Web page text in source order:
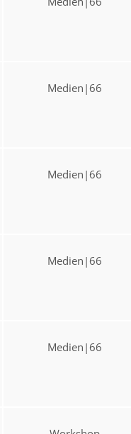
Medien|66
Medien|66
Medien|66
Medien|66